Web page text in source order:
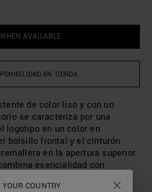
AVAILABLE
EN TIENDA
de color liso y con un
se caracteriza por una
logotipo en un color en
bolsillo frontal y el cinturón
en la apertura superior
esencialidad con
YOUR COUNTRY